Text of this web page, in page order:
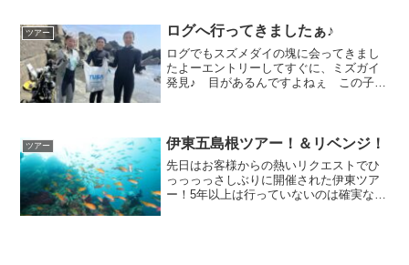
サフグ・サザナミ...
ツアー ログへ行ってきましたぁ♪
ログでもスズメダイの塊に会ってきまし
たよーエントリーしてすぐに、ミズガイ
発見♪ 目があるんですよねぇ この子可
ツアー 伊東五島根ツアー！＆リベンジ！
先日はお客様からの熱いリクエストでひ
っっっっさしぶりに開催された伊東ツア
ー！5年以上は行っていないのは確実なの